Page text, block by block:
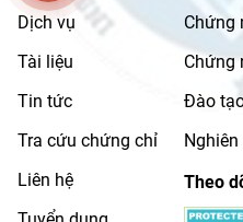
Dịch vụ
Tài liệu
Tin tức
Tra cứu chứng chỉ
Liên hệ
Chứng
Chứng
Đào
Theo